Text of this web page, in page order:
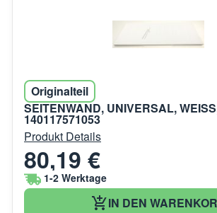
Originalteil
SEITENWAND, UNIVERSAL,
140117571053
Produkt Details
80,19 €
1-2 Werktage
IN DEN